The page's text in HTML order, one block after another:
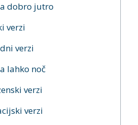
dobro jutro
verzi
verzi
lahko noč
verzi
verzi